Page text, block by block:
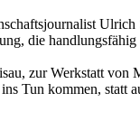
die
zur Werkstatt von
Tun kommen, statt